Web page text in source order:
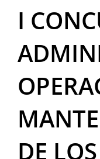
I
DE